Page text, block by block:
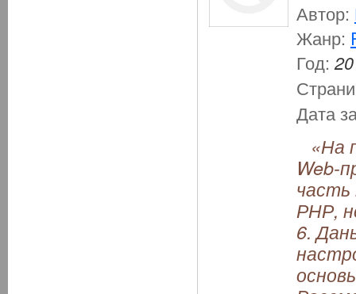
Автор:
Жанр:
Год:
Дата
«На
Web-
часть
РНР,
6.